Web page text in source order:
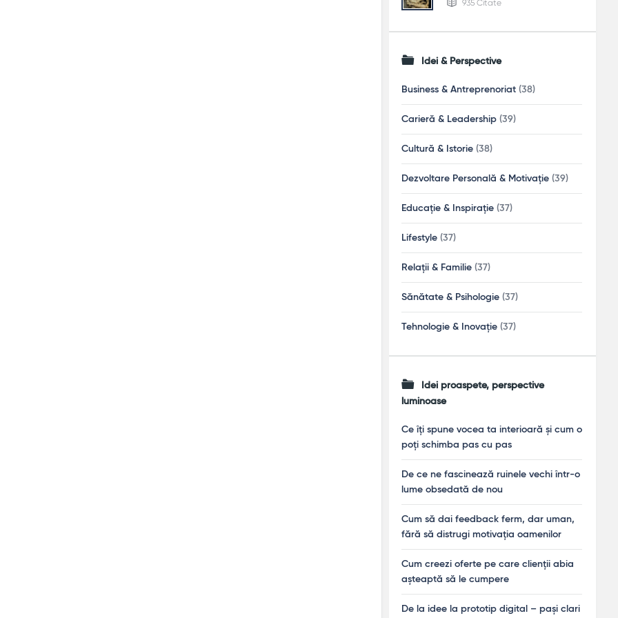
935 Citate
Idei & Perspective
Business & Antreprenoriat (38)
Carieră & Leadership (39)
Cultură & Istorie (38)
Dezvoltare Personală & Motivație (39)
Educație & Inspirație (37)
Lifestyle (37)
Relații & Familie (37)
Sănătate & Psihologie (37)
Tehnologie & Inovație (37)
Idei proaspete, perspective
luminoase
Ce îți spune vocea ta interioară și cum o
poți schimba pas cu pas
De ce ne fascinează ruinele vechi într-o
lume obsedată de nou
Cum să dai feedback ferm, dar uman,
fără să distrugi motivația oamenilor
Cum creezi oferte pe care clienții abia
așteaptă să le cumpere
De la idee la prototip digital – pași clari